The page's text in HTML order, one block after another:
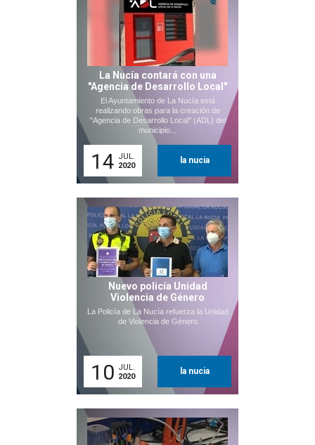
La Nucía contará con una
"Agencia de Desarrollo Local"
El Ayuntamiento de La Nucía está
realizando obras para la creación de
"Agencia de Desarrollo Local" (ADL) del
municipio...
14 JUL.
2020
la nucia
Nuevo policía Unidad
Violencia de Género
La Policía de La Nucía refuerza la Unidad
de Violencia de Género
10 JUL.
2020
la nucia